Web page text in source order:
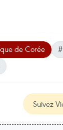
de Corée
Suivez